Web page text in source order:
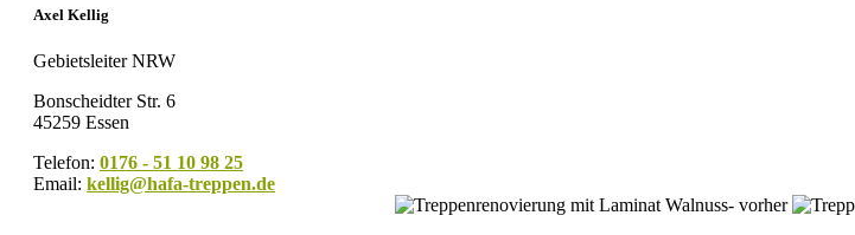
Axel Kellig
Gebietsleiter NRW
Bonscheidter Str. 6
45259 Essen
Telefon: 0176 - 51 10 98 25
Email: kellig@hafa-treppen.de